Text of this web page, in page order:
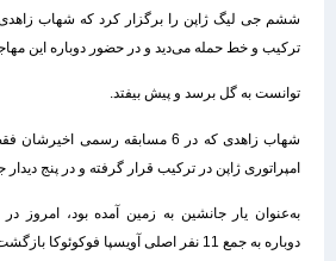
ششم جی لیگ ژاپن را برگزار کرد که شهاب زاهدی
ترکیب و خط حمله می‌دید و در حضور دوباره این مهاجم
توانست به گل برسد و پیش بیفتد.
شهاب زاهدی که در 6 مسابقه رسمی
امپراتوری ژاپن در ترکیب قرار گرفته و در پنج دیدار
به‌عنوان یار جانشین به زمین آمده بود، امروز در
دوباره به جمع 11 نفر اصلی آویسپا فوکوئوکا بازگشت و توانست